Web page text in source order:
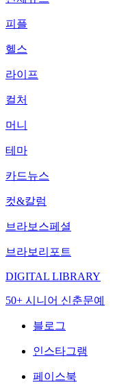
피플
헬스
라이프
컬처
머니
테마
카드뉴스
컷&칼럼
브라보스페셜
브라보리포트
DIGITAL LIBRARY
50+ 시니어 신춘문예
블로그
인스타그램
페이스북